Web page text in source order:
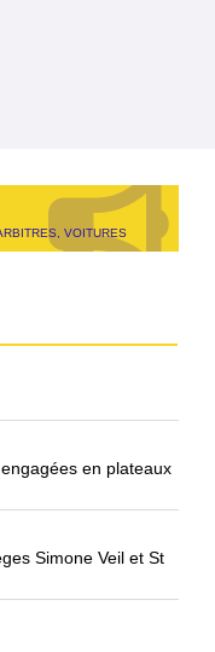
VOITURES
en plateaux
Simone Veil et St